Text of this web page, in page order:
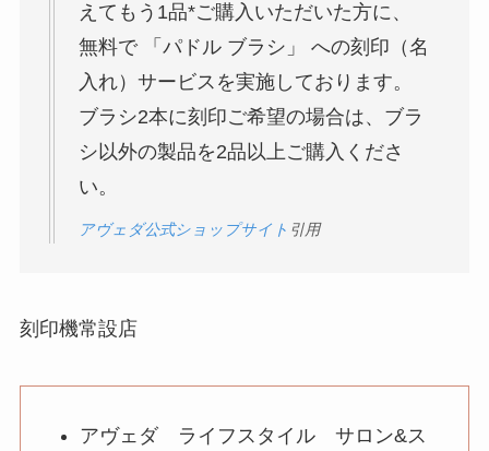
えてもう1品*ご購入いただいた方に、
無料で 「パドル ブラシ」 への刻印（名
入れ）サービスを実施しております。
ブラシ2本に刻印ご希望の場合は、ブラ
シ以外の製品を2品以上ご購入くださ
い。
アヴェダ公式ショップサイト 引用
刻印機常設店
アヴェダ ライフスタイル サロン&ス